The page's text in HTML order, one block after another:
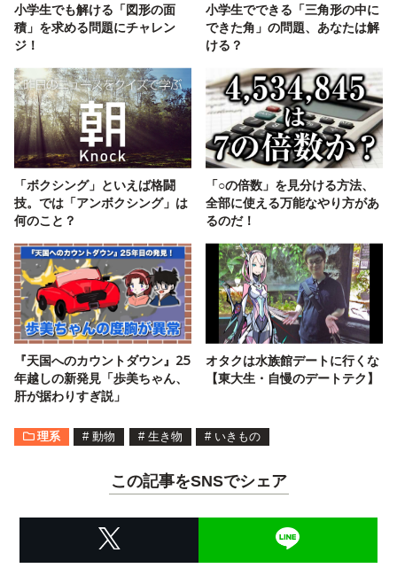
小学生でも解ける「図形の面
積」を求める問題にチャレン
ジ！
小学生でできる「三角形の中に
できた角」の問題、あなたは解
ける？
「ボクシング」といえば格闘
技。では「アンボクシング」は
何のこと？
「○の倍数」を見分ける方法、
全部に使える万能なやり方があ
るのだ！
『天国へのカウントダウン』25
年越しの新発見「歩美ちゃん、
肝が据わりすぎ説」
オタクは水族館デートに行くな
【東大生・自慢のデートテク】
理系 # 動物 # 生き物 # いきもの
この記事をSNSでシェア